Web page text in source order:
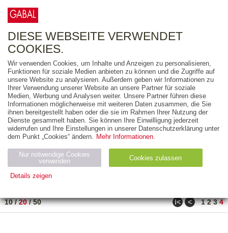
FREITEXT
AUSGABEART
AUS DER REIHE
ZUM THEMA
Neuerscheinung
Bestseller
PREIS
10/20/50 ǀ< < 1 2 3 4
DIESE WEBSEITE VERWENDET
COOKIES.
Wir verwenden Cookies, um Inhalte und Anzeigen zu personalisieren,
Funktionen für soziale Medien anbieten zu können und die Zugriffe auf
unsere Website zu analysieren. Außerdem geben wir Informationen zu
Ihrer Verwendung unserer Website an unsere Partner für soziale
Medien, Werbung und Analysen weiter. Unsere Partner führen diese
Informationen möglicherweise mit weiteren Daten zusammen, die Sie
ihnen bereitgestellt haben oder die sie im Rahmen Ihrer Nutzung der
Dienste gesammelt haben. Sie können Ihre Einwilligung jederzeit
widerrufen und Ihre Einstellungen in unserer Datenschutzerklärung unter
dem Punkt „Cookies“ ändern. Mehr Informationen.
Nur notwendige Cookies
verwenden
Cookies zulassen
Details zeigen
Name Zweck